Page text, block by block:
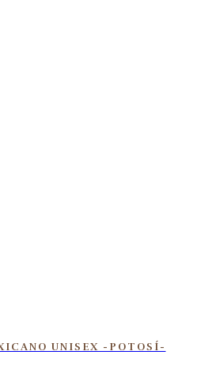
UNISEX -POTOSÍ-